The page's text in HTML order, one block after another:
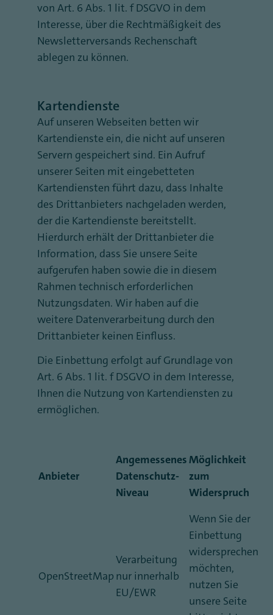
von Art. 6 Abs. 1 lit. f DSGVO in dem
Interesse, über die Rechtmäßigkeit des
Newsletterversands Rechenschaft
ablegen zu können.
Kartendienste
Auf unseren Webseiten betten wir
Kartendienste ein, die nicht auf unseren
Servern gespeichert sind. Ein Aufruf
unserer Seiten mit eingebetteten
Kartendiensten führt dazu, dass Inhalte
des Drittanbieters nachgeladen werden,
der die Kartendienste bereitstellt.
Hierdurch erhält der Drittanbieter die
Information, dass Sie unsere Seite
aufgerufen haben sowie die in diesem
Rahmen technisch erforderlichen
Nutzungsdaten. Wir haben auf die
weitere Datenverarbeitung durch den
Drittanbieter keinen Einfluss.
Die Einbettung erfolgt auf Grundlage von
Art. 6 Abs. 1 lit. f DSGVO in dem Interesse,
Ihnen die Nutzung von Kartendiensten zu
ermöglichen.
Anbieter
Angemessenes
Datenschutz-
Niveau
Möglichkeit
zum
Widerspruch
OpenStreetMap
Verarbeitung
nur innerhalb
EU/EWR
Wenn Sie der
Einbettung
widersprechen
möchten,
nutzen Sie
unsere Seite